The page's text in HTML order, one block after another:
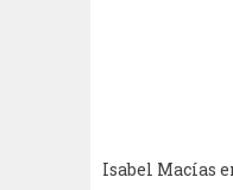
Isabel Macías